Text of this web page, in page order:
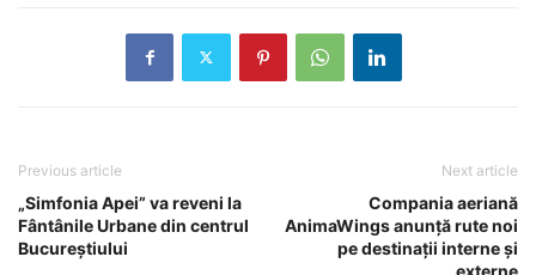
Previous article
„Simfonia Apei” va reveni la
Fântânile Urbane din centrul
Bucureștiului
Next article
Compania aeriană
AnimaWings anunță rute noi
pe destinații interne și
externe